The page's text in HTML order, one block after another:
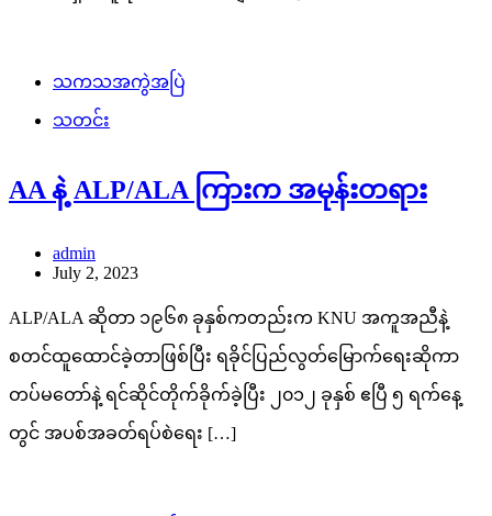
သကသအကွဲအပြဲ
သတင်း
AA နဲ့ ALP/ALA ကြားက အမုန်းတရား
admin
July 2, 2023
ALP/ALA ဆိုတာ ၁၉၆၈ ခုနှစ်ကတည်းက KNU အကူအညီနဲ့
စတင်ထူထောင်ခဲ့တာဖြစ်ပြီး ရခိုင်ပြည်လွတ်မြောက်ရေးဆိုကာ
တပ်မတော်နဲ့ ရင်ဆိုင်တိုက်ခိုက်ခဲ့ပြီး ၂၀၁၂ ခုနှစ် ဧပြီ ၅ ရက်နေ့
တွင် အပစ်အခတ်ရပ်စဲရေး […]